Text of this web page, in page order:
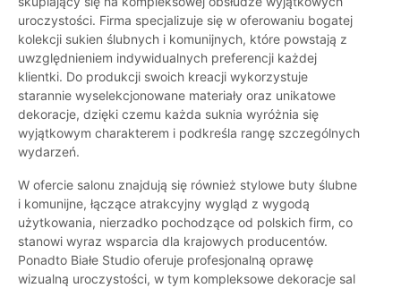
uroczystości. Firma specjalizuje się w oferowaniu bogatej
kolekcji sukien ślubnych i komunijnych, które powstają z
uwzględnieniem indywidualnych preferencji każdej
klientki. Do produkcji swoich kreacji wykorzystuje
starannie wyselekcjonowane materiały oraz unikatowe
dekoracje, dzięki czemu każda suknia wyróżnia się
wyjątkowym charakterem i podkreśla rangę szczególnych
wydarzeń.
W ofercie salonu znajdują się również stylowe buty ślubne
i komunijne, łączące atrakcyjny wygląd z wygodą
użytkowania, nierzadko pochodzące od polskich firm, co
stanowi wyraz wsparcia dla krajowych producentów.
Ponadto Białe Studio oferuje profesjonalną oprawę
wizualną uroczystości, w tym kompleksowe dekoracje sal